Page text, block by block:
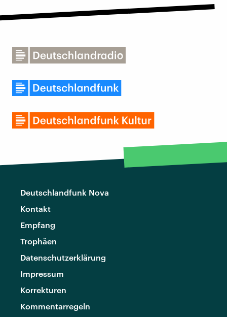
Deutschlandfunk Nova
Kontakt
Empfang
Trophäen
Datenschutzerklärung
Impressum
Korrekturen
Kommentarregeln